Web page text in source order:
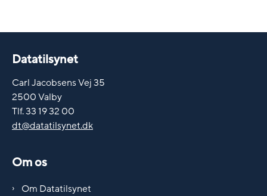
Datatilsynet
Carl Jacobsens Vej 35
2500 Valby
Tlf. 33 19 32 00
dt@datatilsynet.dk
Om os
Om Datatilsynet